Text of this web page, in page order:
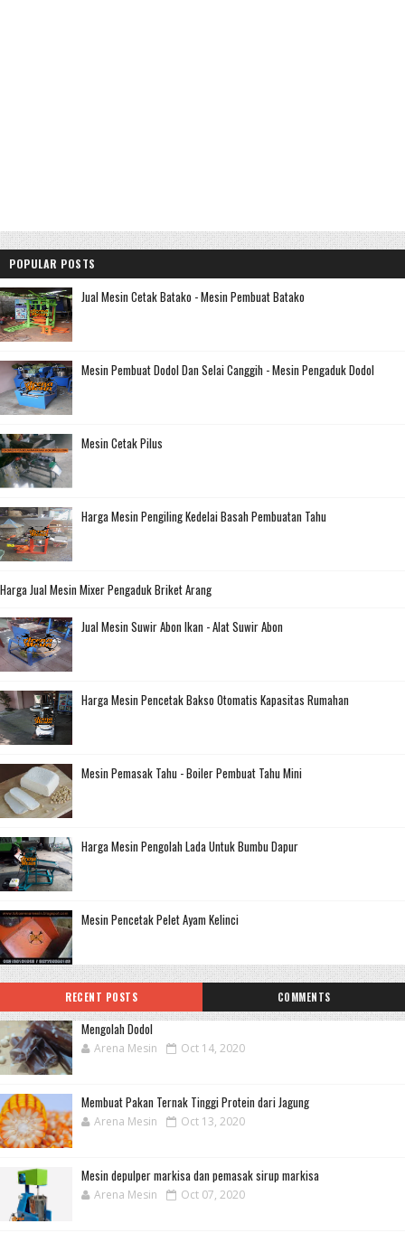
POPULAR POSTS
Jual Mesin Cetak Batako - Mesin Pembuat Batako
Mesin Pembuat Dodol Dan Selai Canggih - Mesin Pengaduk Dodol
Mesin Cetak Pilus
Harga Mesin Pengiling Kedelai Basah Pembuatan Tahu
Harga Jual Mesin Mixer Pengaduk Briket Arang
Jual Mesin Suwir Abon Ikan - Alat Suwir Abon
Harga Mesin Pencetak Bakso Otomatis Kapasitas Rumahan
Mesin Pemasak Tahu - Boiler Pembuat Tahu Mini
Harga Mesin Pengolah Lada Untuk Bumbu Dapur
Mesin Pencetak Pelet Ayam Kelinci
RECENT POSTS COMMENTS
Mengolah Dodol
Arena Mesin Oct 14, 2020
Membuat Pakan Ternak Tinggi Protein dari Jagung
Arena Mesin Oct 13, 2020
Mesin depulper markisa dan pemasak sirup markisa
Arena Mesin Oct 07, 2020